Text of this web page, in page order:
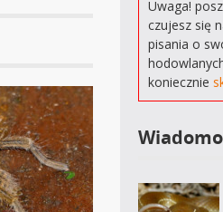
Uwaga!
czujesz się
pisania o
koniecznie